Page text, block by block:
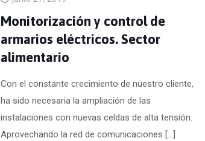
Monitorización y control de
armarios eléctricos. Sector
alimentario
Con el constante crecimiento de nuestro cliente,
ha sido necesaria la ampliación de las
instalaciones con nuevas celdas de alta tensión.
Aprovechando la red de comunicaciones […]